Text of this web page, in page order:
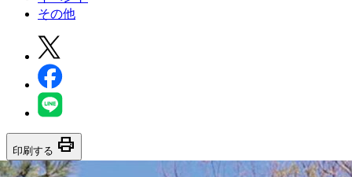
その他
印刷する print